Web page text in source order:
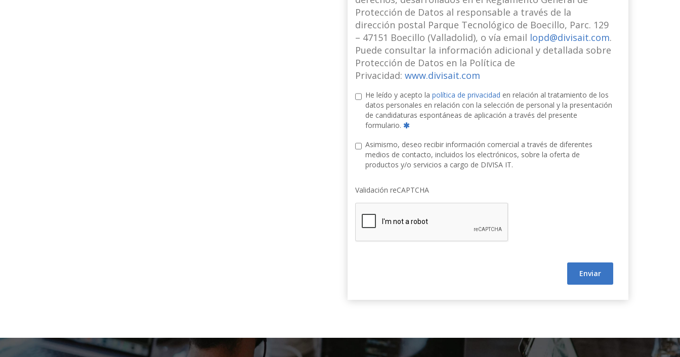
Protección de Datos al responsable a través de la
dirección postal Parque Tecnológico de Boecillo, Parc. 129
– 47151 Boecillo (Valladolid), o vía email lopd@divisait.com.
Puede consultar la información adicional y detallada sobre
Protección de Datos en la Política de
Privacidad: www.divisait.com
He leído y acepto la política de privacidad en relación al tratamiento de los
datos personales en relación con la selección de personal y la presentación
de candidaturas espontáneas de aplicación a través del presente
formulario.
Asimismo, deseo recibir información comercial a través de diferentes
medios de contacto, incluidos los electrónicos, sobre la oferta de
productos y/o servicios a cargo de DIVISA IT.
Validación reCAPTCHA
Enviar